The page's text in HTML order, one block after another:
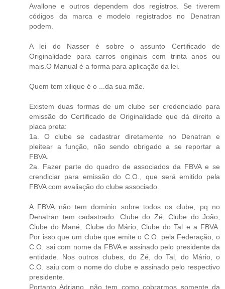
Avallone e outros dependem dos registros. Se tiverem
códigos da marca e modelo registrados no Denatran
podem.
A lei do Nasser é sobre o assunto Certificado de
Originalidade para carros originais com trinta anos ou
mais.O Manual é a forma para aplicação da lei.
Quem tem xilique é o ...da sua mãe.
Existem duas formas de um clube ser credenciado para
emissão do Certificado de Originalidade que dá direito a
placa preta:
1a. O clube se cadastrar diretamente no Denatran e
pleitear a função, não sendo obrigado a se reportar a
FBVA.
2a. Fazer parte do quadro de associados da FBVA e se
crendiciar para emissão do C.O., que será emitido pela
FBVA com avaliação do clube associado.
A FBVA não tem domínio sobre todos os clube, pq no
Denatran tem cadastrado: Clube do Zé, Clube do João,
Clube do Mané, Clube do Mário, Clube do Tal e a FBVA.
Por isso que um clube que emite o C.O. pela Federação, o
C.O. sai com nome da FBVA e assinado pelo presidente da
entidade. Nos outros clubes, do Zé, do Tal, do Mário, o
C.O. saiu com o nome do clube e assinado pelo respectivo
presidente.
Portanto Adriano, não tem como cobrarmos somente da